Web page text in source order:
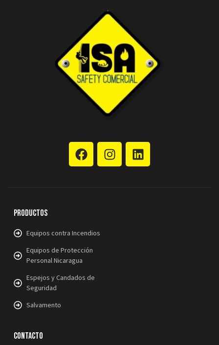
Productos
Equipos contra Incendios
Equipos de Protección
Personal Nicaragua
Espejos y Candados de
Seguridad
Salvamento
Contacto